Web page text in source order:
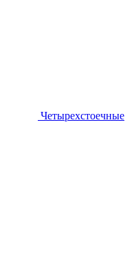
Четырехстоечные